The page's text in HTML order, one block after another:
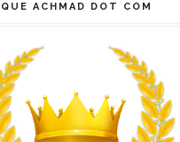
QUE ACHMAD DOT COM